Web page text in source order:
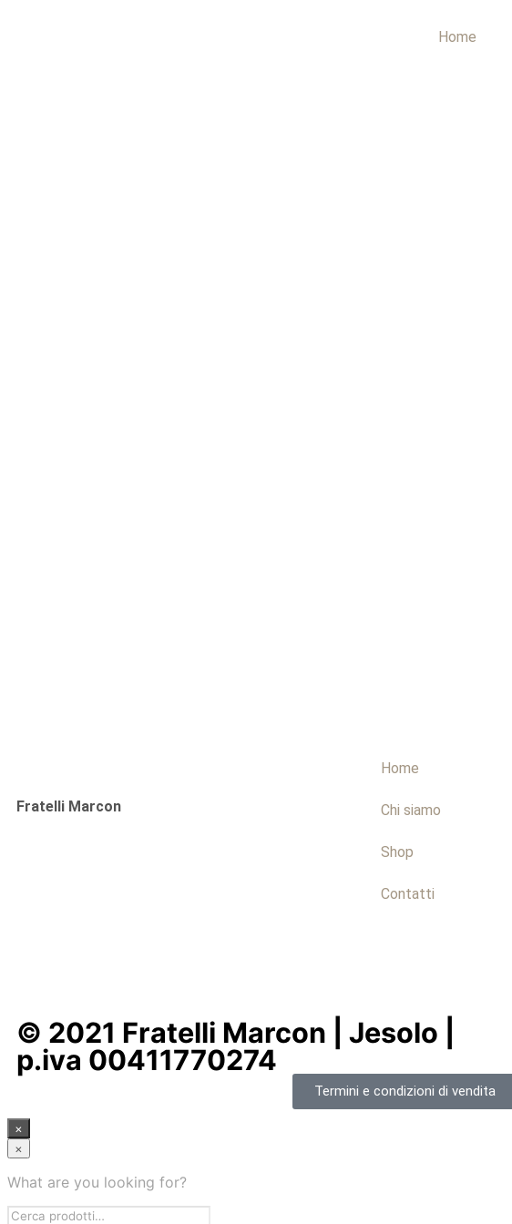
Home
Fratelli Marcon
Home
Chi siamo
Shop
Contatti
© 2021 Fratelli Marcon | Jesolo |
p.iva 00411770274
Termini e condizioni di vendita
×
×
What are you looking for?